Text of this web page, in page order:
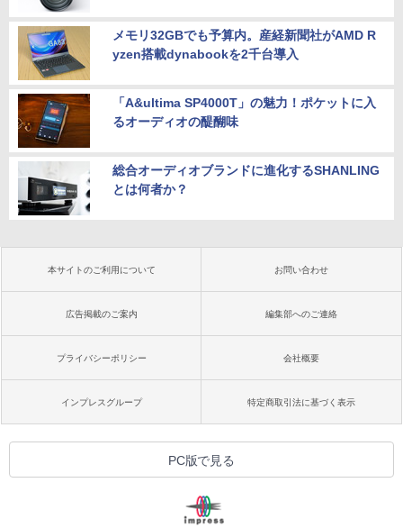
メモリ32GBでも予算内。産経新聞社がAMD R
yzen搭載dynabookを2千台導入
「A&ultima SP4000T」の魅力！ポケットに入
るオーディオの醍醐味
総合オーディオブランドに進化するSHANLING
とは何者か？
本サイトのご利用について お問い合わせ
広告掲載のご案内 編集部へのご連絡
プライバシーポリシー 会社概要
インプレスグループ 特定商取引法に基づく表示
PC版で見る